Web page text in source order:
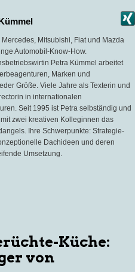
Mercedes, Mitsubishi, Fiat und Mazda
Automobil-Know-How.
Petra Kümmel arbeitet
Marken und
Größe. Viele Jahre als Texterin und
in internationalen
Seit 1995 ist Petra selbständig und
zwei kreativen Kolleginnen das
Ihre Schwerpunkte: Strategie-
Dachideen und deren
Umsetzung.
Küche:
von